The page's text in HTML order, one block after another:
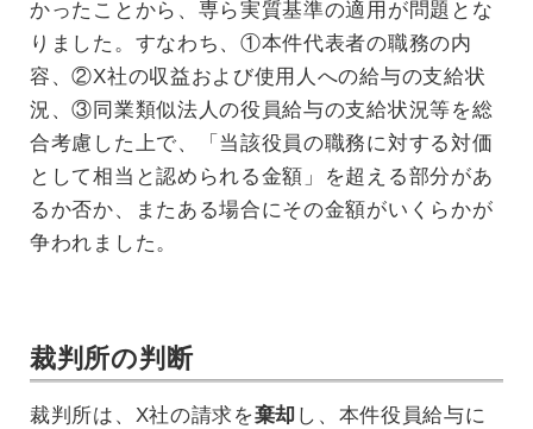
かったことから、専ら実質基準の適用が問題とな
りました。すなわち、①本件代表者の職務の内
容、②X社の収益および使用人への給与の支給状
況、③同業類似法人の役員給与の支給状況等を総
合考慮した上で、「当該役員の職務に対する対価
として相当と認められる金額」を超える部分があ
るか否か、またある場合にその金額がいくらかが
争われました。
裁判所の判断
裁判所は、X社の請求を棄却 し、本件役員給与に